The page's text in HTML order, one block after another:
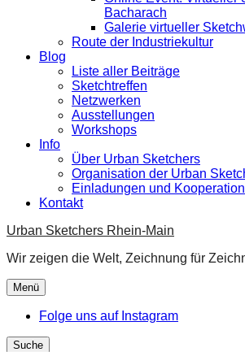
Bacharach
Galerie virtueller
Route der Industriekultur
Blog
Liste aller Beiträge
Sketchtreffen
Netzwerken
Ausstellungen
Workshops
Info
Über Urban Sketchers
Organisation der Urban
Einladungen und
Kontakt
Urban Sketchers Rhein-Main
Wir zeigen die Welt, Zeichnung für
Menü
Folge uns auf Instagram
Suche